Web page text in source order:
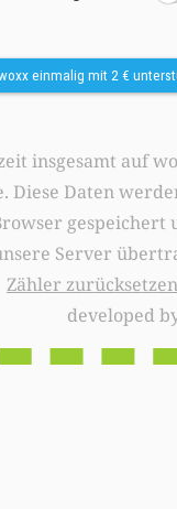
einmalig mit 2 €
insgesamt auf
Diese Daten
gespeichert
Server
Zähler zurücksetzen
developed